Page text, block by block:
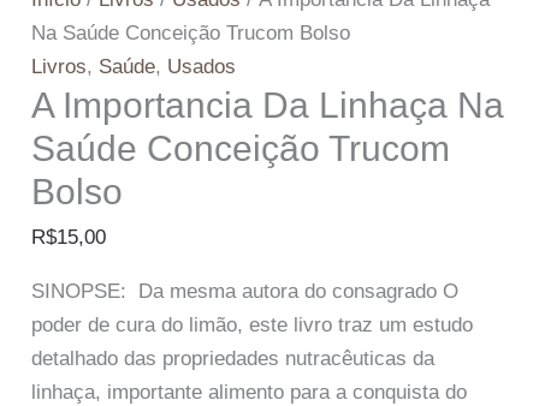
Na Saúde Conceição Trucom Bolso
Livros, Saúde, Usados
A Importancia Da Linhaça Na
Saúde Conceição Trucom
Bolso
R$15,00
SINOPSE: Da mesma autora do consagrado O
poder de cura do limão, este livro traz um estudo
detalhado das propriedades nutracêuticas da
linhaça, importante alimento para a conquista do